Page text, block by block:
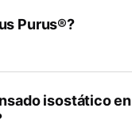
Purus®?
isostático en